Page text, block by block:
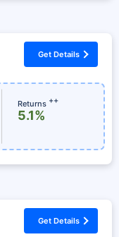
Get Details
Returns ++
5.1%
Get Details